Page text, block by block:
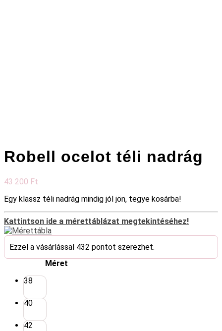
Robell ocelot téli nadrág
43 200 Ft
Egy klassz téli nadrág mindig jól jön, tegye kosárba!
Kattintson ide a mérettáblázat megtekintéséhez!
Ezzel a vásárlással 432 pontot szerezhet.
Méret
38
40
42